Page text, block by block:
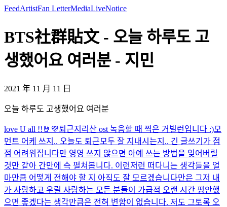
FeedArtistFan LetterMediaLiveNotice
BTS社群貼文 - 오늘 하루도 고
생했어요 여러분 - 지민
2021 年 11 月 11 日
오늘 하루도 고생했어요 여러분
love U all !!🤘💜퇴근지리산 ost 녹음할 때 찍은 거 빌런입니다 :)모
먼트 어케 쓰지.. 오늘도 퇴근모두 잘 지내시는지.. 긴 글쓰기가 점
점 어려워집니다만 영영 쓰지 않으면 아예 쓰는 방법을 잊어버릴
것만 같아 간만에 슥 펼쳐봅니다. 이런저런 떠다니는 생각들을 얼
마만큼 어떻게 전해야 할 지 아직도 잘 모르겠습니다만은 그저 내
가 사랑하고 우릴 사랑하는 모든 분들이 가급적 오랜 시간 평안했
으면 좋겠다는 생각만큼은 전혀 변함이 없습니다. 저도 그토록 오